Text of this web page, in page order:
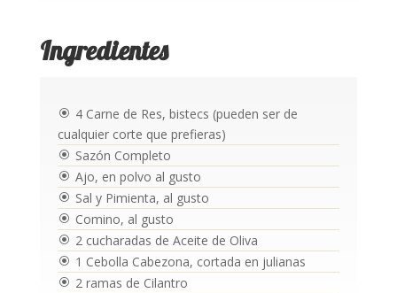
Ingredientes
\ 4 Carne de Res, bistecs (pueden ser de
cualquier corte que prefieras)
\ Sazón Completo
\ Ajo, en polvo al gusto
\ Sal y Pimienta, al gusto
\ Comino, al gusto
\ 2 cucharadas de Aceite de Oliva
\ 1 Cebolla Cabezona, cortada en julianas
\ 2 ramas de Cilantro